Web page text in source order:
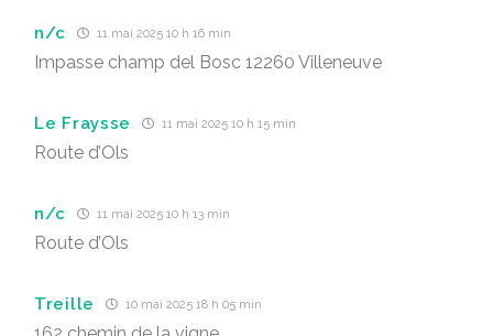
n/c 11 mai 2025 10 h 16 min
Impasse champ del Bosc 12260 Villeneuve
Le Fraysse 11 mai 2025 10 h 15 min
Route d’Ols
n/c 11 mai 2025 10 h 13 min
Route d’Ols
Treille 10 mai 2025 18 h 05 min